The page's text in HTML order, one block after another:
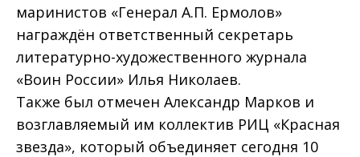
маринистов «Генерал А.П. Ермолов»
награждён ответственный секретарь
литературно-художественного журнала
«Воин России» Илья Николаев.
Также был отмечен Александр Марков и
возглавляемый им коллектив РИЦ «Красная
звезда», который объединяет сегодня 10